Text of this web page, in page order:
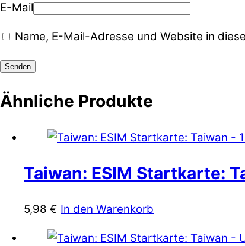
E-Mail
Name, E-Mail-Adresse und Website in
Ähnliche Produkte
Taiwan: ESIM Startkarte:
5,98 € In den Warenkorb